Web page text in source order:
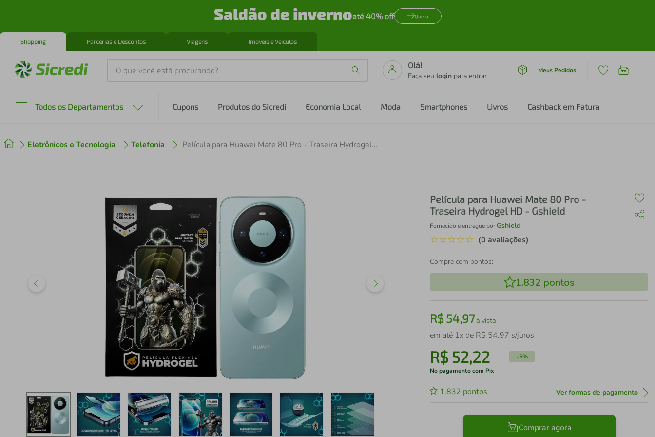
Saldão de invernoaté 40% off Quero
Shopping Parcerias e Descontos Viagens Imóveis e Veículos
O que você está procurando?
Olá!
Faça seu login para entrar
Meus Pedidos
Todos os Departamentos Cupons Produtos do Sicredi Economia Local Moda Smartphones Livros Cashback em Fatura
Eletrônicos e Tecnologia Telefonia Película para Huawei Mate 80 Pro - Traseira Hydrogel HD - Gshield
Película para Huawei Mate 80 Pro -
Traseira Hydrogel HD - Gshield
Fornecido e entregue porGshield
☆☆☆☆☆ (0 avaliações)
Compre com pontos:
1.832 pontos
R$54,97à vista
em até 1x de R$ 54,97 s/juros
R$ 52,22 -5%
No pagamento com Pix
1.832 pontos Ver formas de pagamento
Comprar agora
2º cafeteira
air fryer
iphone